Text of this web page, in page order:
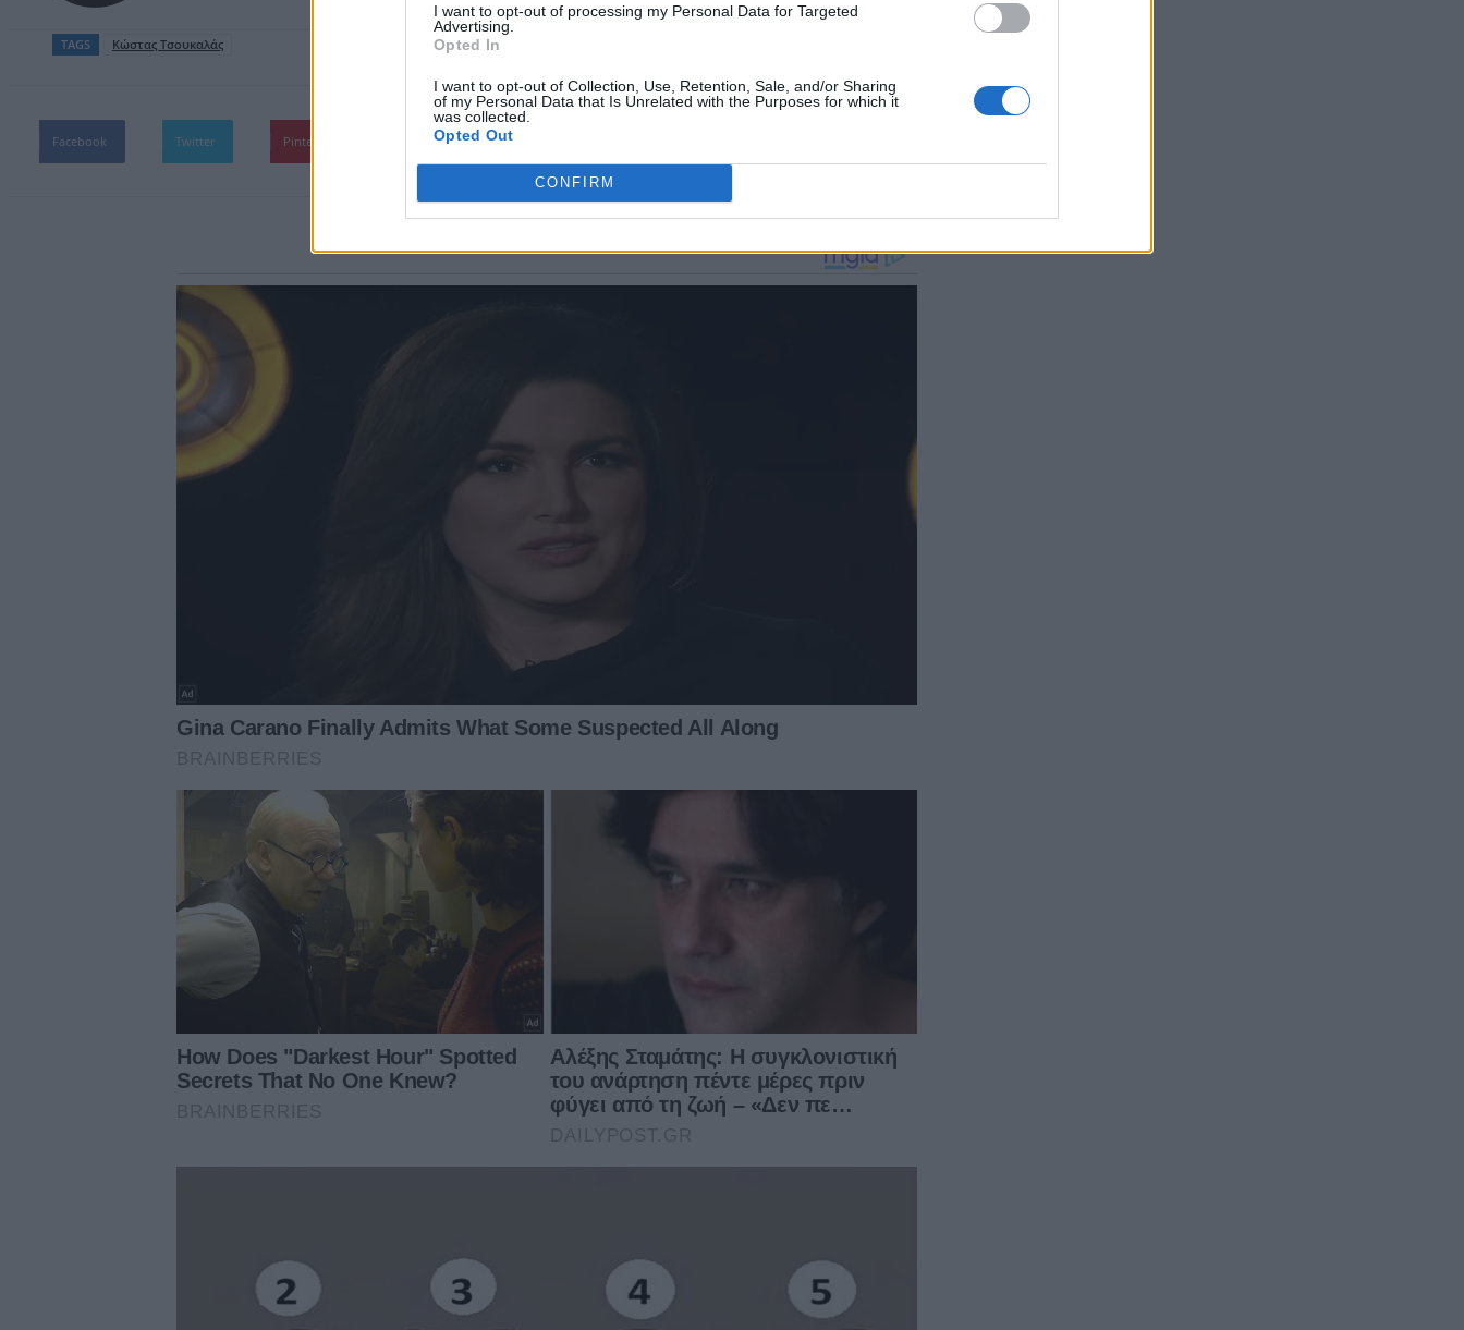
I want to opt-out of processing my Personal Data for Targeted
Advertising.
Opted In
I want to opt-out of Collection, Use, Retention, Sale, and/or Sharing
of my Personal Data that Is Unrelated with the Purposes for which it
was collected.
Opted Out
CONFIRM
TAGS Κώστας Τσουκαλάς
Facebook Twitter Pinterest WhatsApp